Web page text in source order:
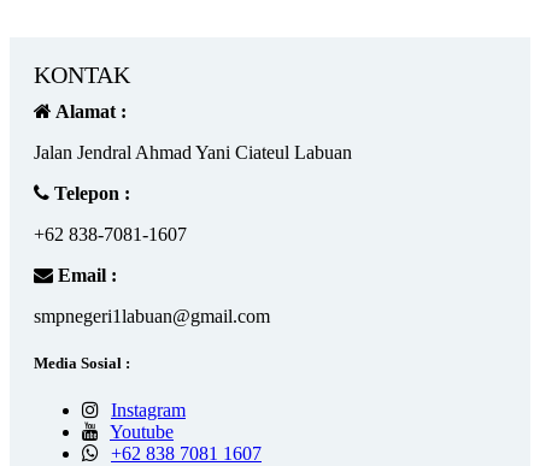
KONTAK
Alamat :
Jalan Jendral Ahmad Yani Ciateul Labuan
Telepon :
+62 838-7081-1607
Email :
smpnegeri1labuan@gmail.com
Media Sosial :
Instagram
Youtube
+62 838 7081 1607